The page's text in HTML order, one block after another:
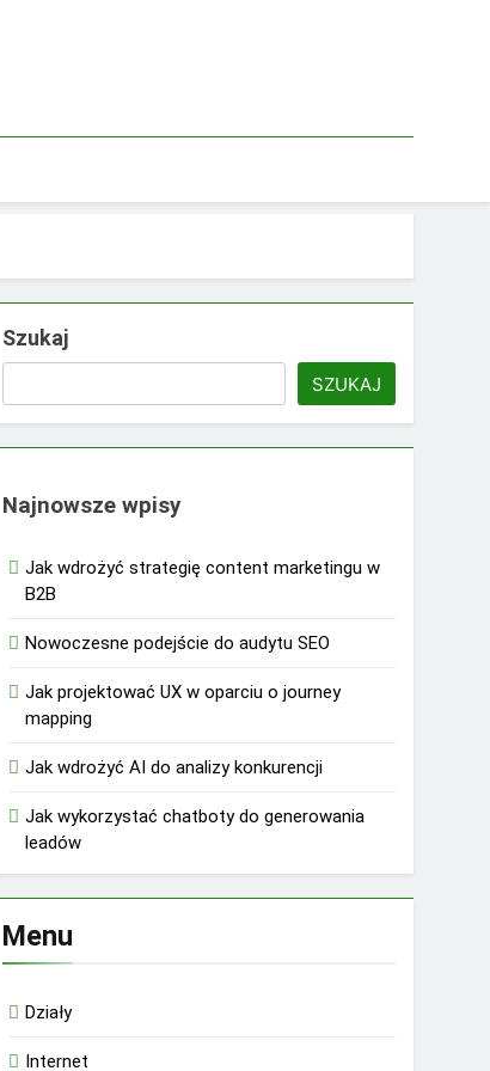
Szukaj
SZUKAJ
Najnowsze wpisy
Jak wdrożyć strategię content marketingu w
B2B
Nowoczesne podejście do audytu SEO
Jak projektować UX w oparciu o journey
mapping
Jak wdrożyć AI do analizy konkurencji
Jak wykorzystać chatboty do generowania
leadów
Menu
Działy
Internet